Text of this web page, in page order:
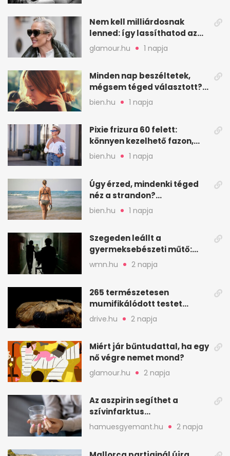
Nem kell milliárdosnak
lenned: így lassíthatod az
öregedést a biológus szerint
glamour.hu 1 napja
Minden nap beszéltetek,
mégsem téged választott?
Ez az érzelmi csapda
bien.hu 1 napja
Pixie frizura 60 felett:
könnyen kezelhető fazon,
ami karaktert ad
bien.hu 1 napja
Úgy érzed, mindenki téged
néz a strandon?
Pszichológusok szerint más
áll a háttérben
bien.hu 1 napja
Szegeden leállt a
gyermeksebészeti műtő:
elfogytak a tartalékok
wmn.hu 2 napja
265 természetesen
mumifikálódott testet
találtak egy váci templom
drive.hu 2 napja
Miért jár bűntudattal, ha egy
nő végre nemet mond?
glamour.hu 2 napja
Az aszpirin segíthet a
szívinfarktus
megelőzésében, de nem
mindenkinek
hamuesgyemant.hu 2 napja